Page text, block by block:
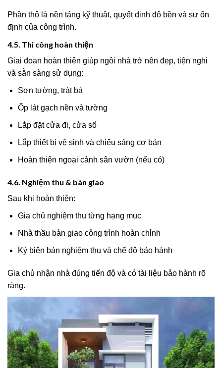
Phần thô là nền tảng kỹ thuật, quyết định độ bền và sự ổn
định của công trình.
4.5. Thi công hoàn thiện
Giai đoạn hoàn thiện giúp ngôi nhà trở nên đẹp, tiện nghi
và sẵn sàng sử dụng:
Sơn tường, trát bả
Ốp lát gạch nền và tường
Lắp đặt cửa đi, cửa sổ
Lắp thiết bị vệ sinh và chiếu sáng cơ bản
Hoàn thiện ngoại cảnh sân vườn (nếu có)
4.6. Nghiệm thu & bàn giao
Sau khi hoàn thiện:
Gia chủ nghiệm thu từng hạng mục
Nhà thầu bàn giao công trình hoàn chỉnh
Ký biên bản nghiệm thu và chế độ bảo hành
Gia chủ nhận nhà đúng tiến độ và có tài liệu bảo hành rõ
ràng.